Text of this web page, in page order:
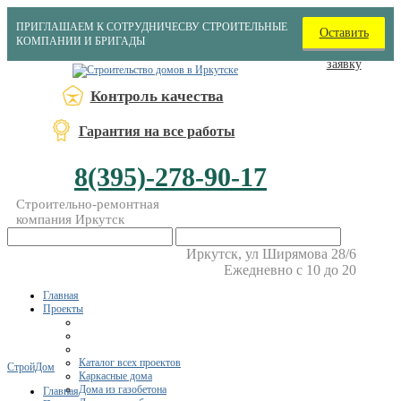
ПРИГЛАШАЕМ К СОТРУДНИЧЕСВУ СТРОИТЕЛЬНЫЕ
КОМПАНИИ И БРИГАДЫ
Оставить
заявку
Контроль качества
Гарантия на все работы
8(395)-278-90-17
Строительно-ремонтная
компания Иркутск
Иркутск, ул Ширямова 28/6
Ежедневно с 10 до 20
Главная
Проекты
Каталог всех проектов
Каркасные дома
Дома из газобетона
СтройДом
Главная